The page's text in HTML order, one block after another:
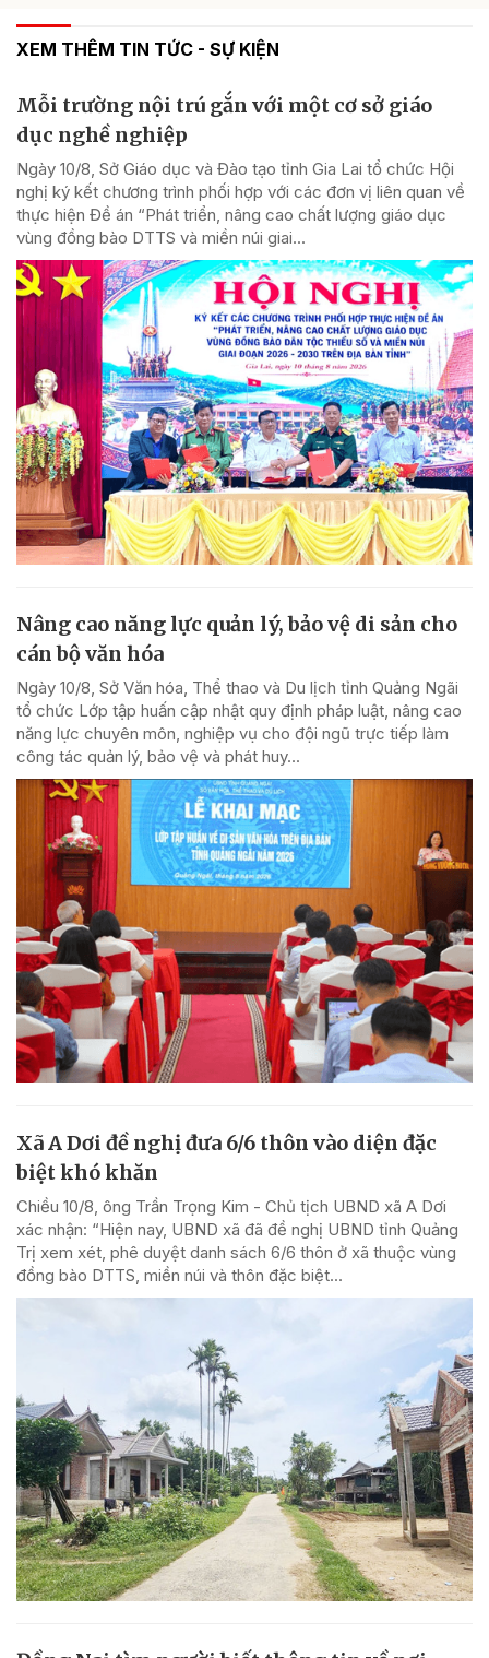
XEM THÊM TIN TỨC - SỰ KIỆN
Mỗi trường nội trú gắn với một cơ sở giáo
dục nghề nghiệp
Ngày 10/8, Sở Giáo dục và Đào tạo tỉnh Gia Lai tổ chức Hội
nghị ký kết chương trình phối hợp với các đơn vị liên quan về
thực hiện Đề án “Phát triển, nâng cao chất lượng giáo dục
vùng đồng bào DTTS và miền núi giai...
Nâng cao năng lực quản lý, bảo vệ di sản cho
cán bộ văn hóa
Ngày 10/8, Sở Văn hóa, Thể thao và Du lịch tỉnh Quảng Ngãi
tổ chức Lớp tập huấn cập nhật quy định pháp luật, nâng cao
năng lực chuyên môn, nghiệp vụ cho đội ngũ trực tiếp làm
công tác quản lý, bảo vệ và phát huy...
Xã A Dơi đề nghị đưa 6/6 thôn vào diện đặc
biệt khó khăn
Chiều 10/8, ông Trần Trọng Kim - Chủ tịch UBND xã A Dơi
xác nhận: “Hiện nay, UBND xã đã đề nghị UBND tỉnh Quảng
Trị xem xét, phê duyệt danh sách 6/6 thôn ở xã thuộc vùng
đồng bào DTTS, miền núi và thôn đặc biệt...